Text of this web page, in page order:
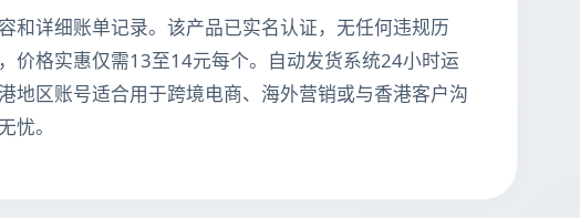
和详细账单记录。该产品已实名认证，无任何违规历
价格实惠仅需13至14元每个。自动发货系统24小时运
地区账号适合用于跨境电商、海外营销或与香港客户沟
忧。